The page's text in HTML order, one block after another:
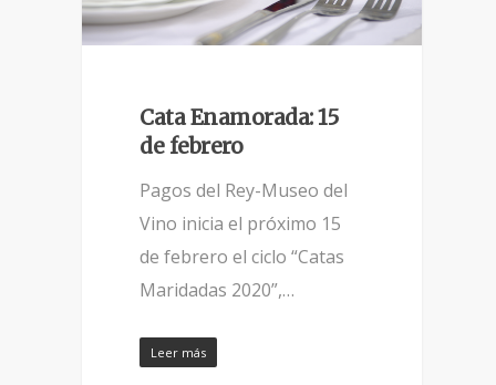
Cata Enamorada: 15
de febrero
Pagos del Rey-Museo del
Vino inicia el próximo 15
de febrero el ciclo “Catas
Maridadas 2020”,…
Leer más